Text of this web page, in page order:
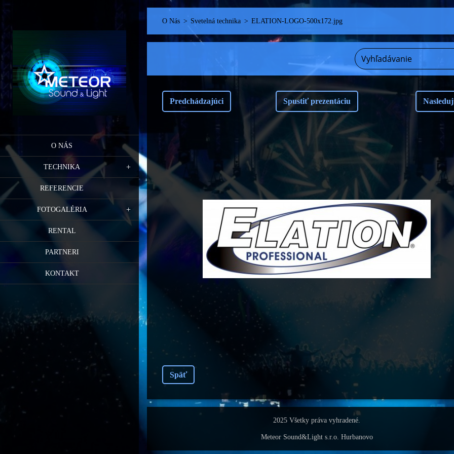
O NÁS
TECHNIKA
REFERENCIE
FOTOGALÉRIA
RENTAL
PARTNERI
KONTAKT
O Nás > Svetelná technika > ELATION-LOGO-500x172.jpg
Predchádzajúci Spustiť prezentáciu
Späť
2025 Všetky práva vyhradené.
Meteor Sound&Light s.r.o. Hurbanovo